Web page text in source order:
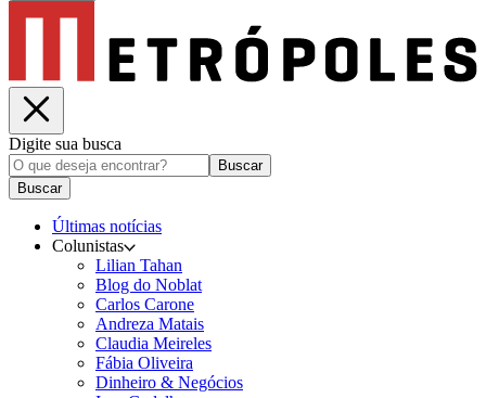
Digite sua busca
Buscar
Buscar
Últimas notícias
Colunistas
Lilian Tahan
Blog do Noblat
Carlos Carone
Andreza Matais
Claudia Meireles
Fábia Oliveira
Dinheiro & Negócios